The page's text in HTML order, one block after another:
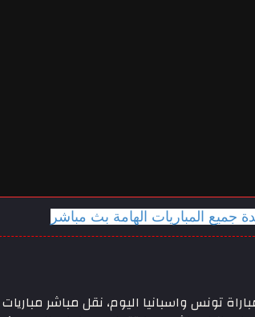
المباريات الهامة بث مباشر
مشاهدة مباراة تونس واسبانيا اليوم، نقل